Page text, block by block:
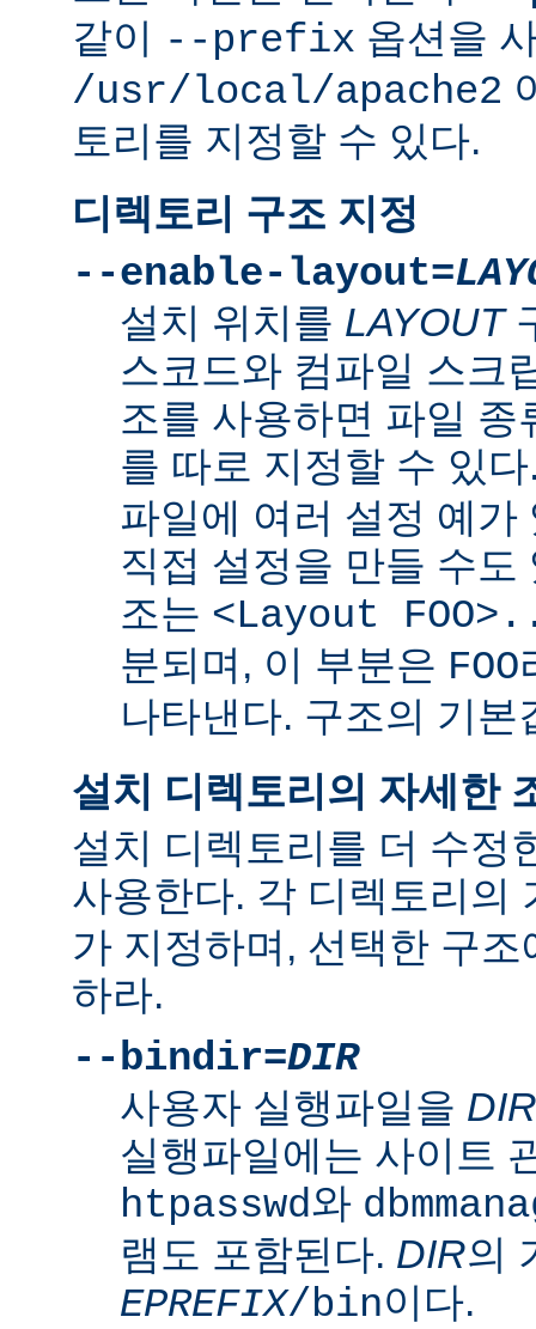
같이
--prefix 옵션을
/usr/local/apache2
토리를 지정할 수 있다.
디렉토리 구조 지정
--enable-layout=
설치 위치를 LAYOUT
스코드와 컴파일 스크
조를 사용하면 파일
를 따로 지정할 수 있
파일에 여러 설정 예가
직접 설정을 만들 수도
조는 <Layout
분되며, 이 부분은 FOO
나타낸다. 구조의 기
설치 디렉토리의 자세한
설치 디렉토리를 더 수정
사용한다. 각 디렉토리의
가 지정하며, 선택한 구
하라.
--bindir=DIR
사용자 실행파일을 DIR
실행파일에는 사이트
htpasswd와
램도 포함된다. DIR의
EPREFIX/bin이다.